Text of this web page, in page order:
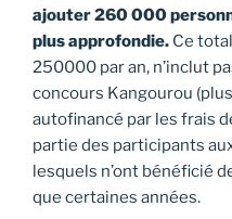
ajouter 260 000
plus approfondie. Ce
250000 par an, n’inclut
concours Kangourou
autofinancé par les frais
partie des participants
lesquels n’ont bénéficié
que certaines années.